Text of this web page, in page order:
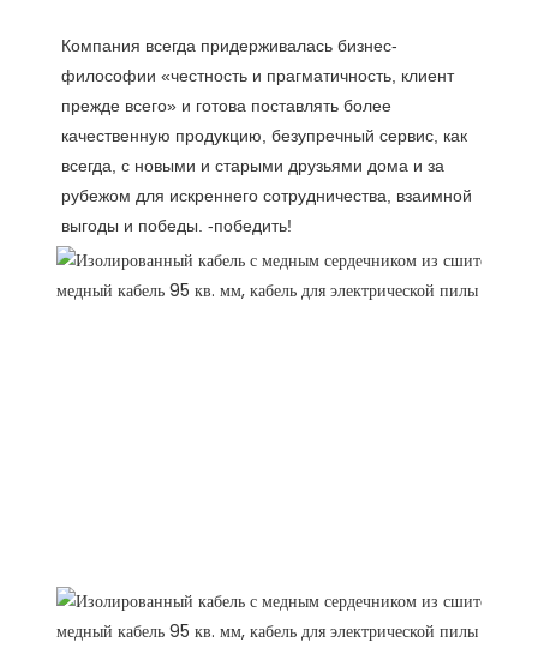
Компания всегда придерживалась бизнес-
философии «честность и прагматичность, клиент
прежде всего» и готова поставлять более
качественную продукцию, безупречный сервис, как
всегда, с новыми и старыми друзьями дома и за
рубежом для искреннего сотрудничества, взаимной